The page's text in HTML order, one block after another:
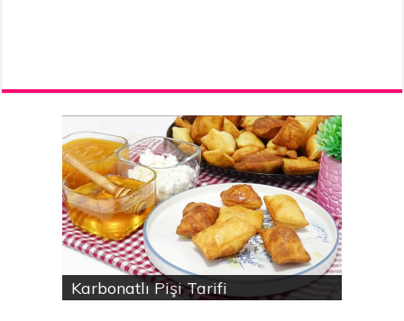
Karbonatlı Pişi Tarifi
Hodan bitkisinin faydaları
Yalancı Baklava Tarifi
Gökçesu Pilavı Tarifi
Nohutlu kereviz yemeği